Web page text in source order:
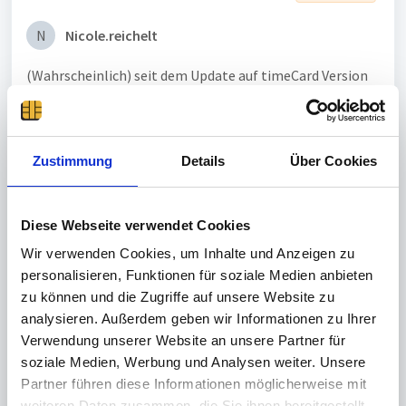
Zustimmung Details Über Cookies
Diese Webseite verwendet Cookies
Wir verwenden Cookies, um Inhalte und Anzeigen zu
personalisieren, Funktionen für soziale Medien anbieten
zu können und die Zugriffe auf unsere Website zu
analysieren. Außerdem geben wir Informationen zu Ihrer
Verwendung unserer Website an unsere Partner für
soziale Medien, Werbung und Analysen weiter. Unsere
Partner führen diese Informationen möglicherweise mit
N Nicole.reichelt
(Wahrscheinlich) seit dem Update auf timeCard Version
23.03.02 können unsere Mitarbeiter mit Profil
"Standartbenutzer" keine eigenen
Korrekturanträge für
Zeitbuchungenmehr vornehmen. Nur bei Mitarbeitern
mit Admin-Rechten funktioniert dies noch.
Veränderungen vorgenommen, alle Haken in der Zeile
"Korrekturanträge" sind bis auf den bei "Löschen"
gesetzt.
Muss neuerdings noch bei einem anderen Punkt eine
Berechtigung gesetzt werden (eventuell bei "eigene
Zeitbuchungen" einfügen o.ä.?), damit das wieder läuft?